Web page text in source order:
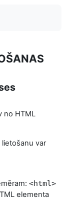
no HTML
lietošanu var
<html>
elementa